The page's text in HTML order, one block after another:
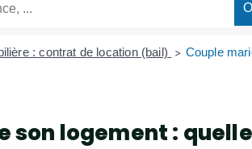
: contrat de location (bail) > Couple
logement :